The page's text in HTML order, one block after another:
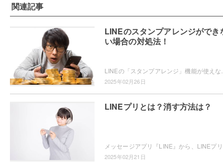
関連記事
LINEのスタンプアレンジができ
い場合の対処法！
2025年02月26日
LINEプリとは？消す方法は？
2025年02月21日